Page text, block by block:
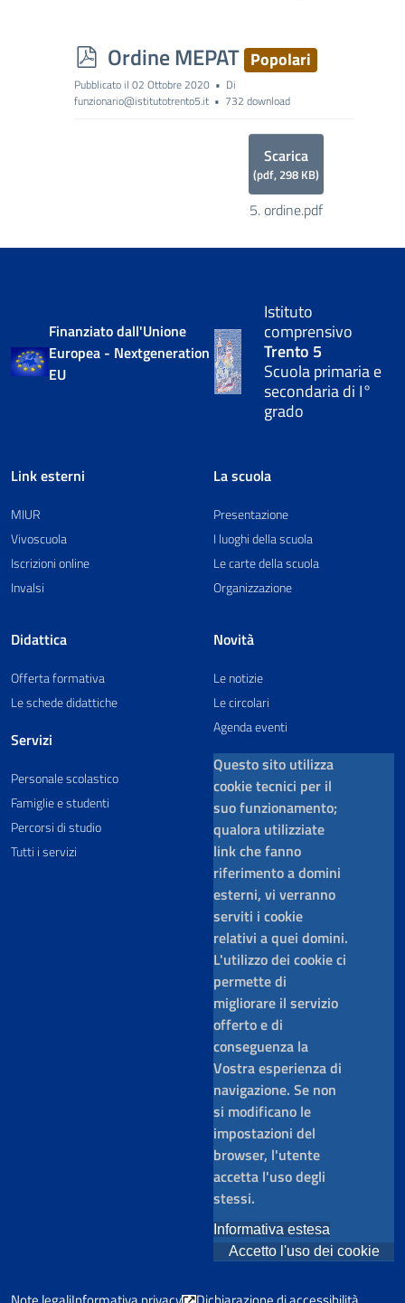
p
d
f
Ordine MEPAT Popolari
Pubblicato il 02 Ottobre 2020
Di
funzionario@istitutotrento5.it
732 download
Scarica
(pdf, 298 KB)
5. ordine.pdf
Finanziato dall'Unione
Europea - Nextgeneration
EU
Istituto
comprensivo
Trento 5
Scuola primaria e
secondaria di I°
grado
Link esterni
MIUR
Vivoscuola
Iscrizioni online
Invalsi
La scuola
Presentazione
I luoghi della scuola
Le carte della scuola
Organizzazione
Didattica
Offerta formativa
Le schede didattiche
Servizi
Personale scolastico
Famiglie e studenti
Percorsi di studio
Tutti i servizi
Novità
Le notizie
Le circolari
Agenda eventi
Questo sito utilizza
cookie tecnici per il
suo funzionamento;
qualora utilizziate
link che fanno
riferimento a domini
esterni, vi verranno
serviti i cookie
relativi a quei domini.
L'utilizzo dei cookie ci
permette di
migliorare il servizio
offerto e di
conseguenza la
Vostra esperienza di
navigazione. Se non
si modificano le
impostazioni del
browser, l'utente
accetta l'uso degli
stessi.
Informativa estesa
Accetto l'uso dei cookie